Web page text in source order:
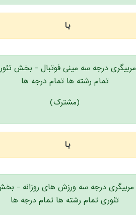
یا
مربیگری درجه سه مینی فوتبال - بخش
تمام رشته ها تمام درجه ها
(مشترک)
یا
مربیگری درجه سه ورزش های روزانه -
تئوری تمام رشته ها تمام درجه ها